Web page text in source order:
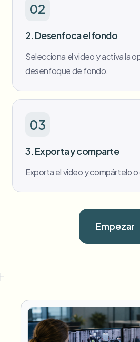
02
2. Desenfoca el fondo
Selecciona el video y activa la
desenfoque de fondo.
03
3. Exporta y comparte
Exporta el video y compártelo
Empezar